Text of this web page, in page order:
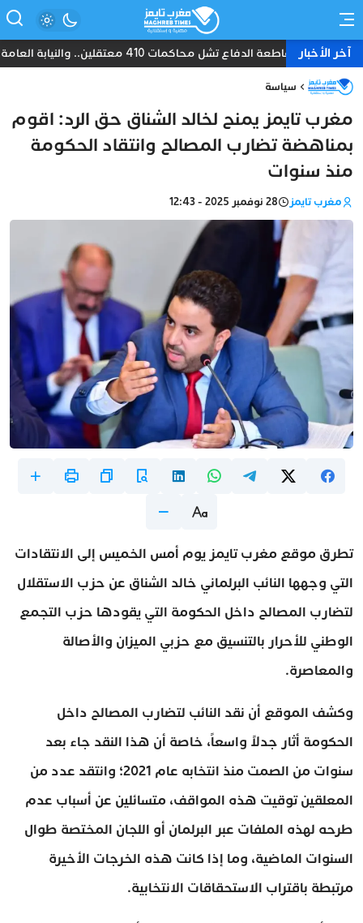
آخر الأخبارمقاطعة الدفاع تشل محاكمات 410 معتقلين.. والنيابة العامة تبحث عن حل قانوني
سياسة
مغرب تايمز يمنح لخالد الشناق حق الرد: اقوم
بمناهضة تضارب المصالح وانتقاد الحكومة
منذ سنوات
مغرب تايمز 28 نوفمبر 2025 - 12:43
تطرق موقع مغرب تايمز يوم أمس الخميس إلى الانتقادات
التي وجهها النائب البرلماني خالد الشناق عن حزب الاستقلال
لتضارب المصالح داخل الحكومة التي يقودها حزب التجمع
الوطني للأحرار بالتنسيق مع حزبي الميزان والأصالة
والمعاصرة.
وكشف الموقع أن نقد النائب لتضارب المصالح داخل
الحكومة أثار جدلاً واسعاً، خاصة أن هذا النقد جاء بعد
سنوات من الصمت منذ انتخابه عام 2021؛ وانتقد عدد من
المعلقين توقيت هذه المواقف، متسائلين عن أسباب عدم
طرحه لهذه الملفات عبر البرلمان أو اللجان المختصة طوال
السنوات الماضية، وما إذا كانت هذه الخرجات الأخيرة
مرتبطة باقتراب الاستحقاقات الانتخابية.